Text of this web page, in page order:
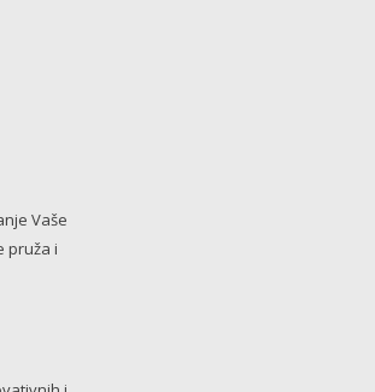
Vaše
pruža i